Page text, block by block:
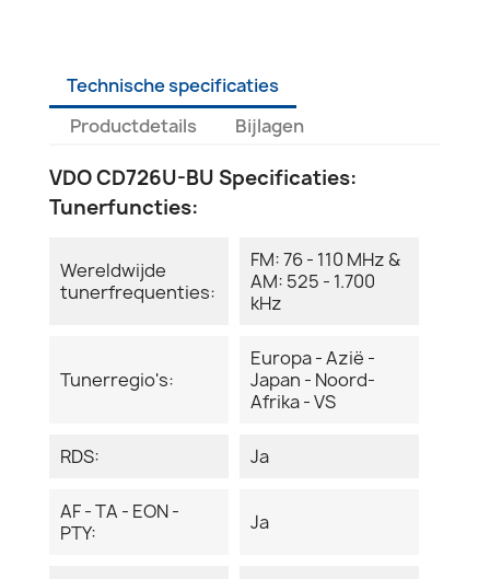
Technische specificaties
Productdetails
Bijlagen
VDO CD726U-BU Specificaties:
Tunerfuncties:
Wereldwijde
tunerfrequenties:
FM: 76 - 110 MHz &
AM: 525 - 1.700
kHz
Tunerregio's:
Europa - Azië -
Japan - Noord-
Afrika - VS
RDS: Ja
AF - TA - EON -
PTY:
Ja